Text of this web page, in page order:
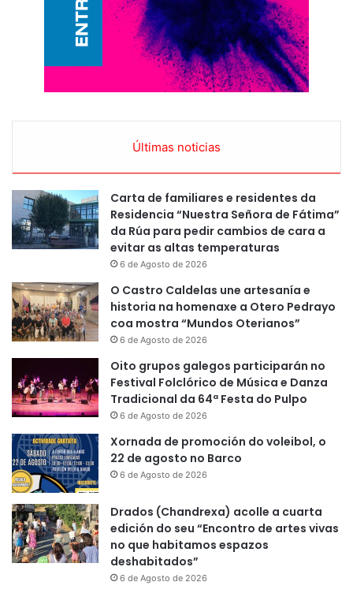
Últimas noticias
Carta de familiares e residentes da
Residencia “Nuestra Señora de Fátima”
da Rúa para pedir cambios de cara a
evitar as altas temperaturas
6 de Agosto de 2026
O Castro Caldelas une artesanía e
historia na homenaxe a Otero Pedrayo
coa mostra “Mundos Oterianos”
6 de Agosto de 2026
Oito grupos galegos participarán no
Festival Folclórico de Música e Danza
Tradicional da 64ª Festa do Pulpo
6 de Agosto de 2026
Xornada de promoción do voleibol, o
22 de agosto no Barco
6 de Agosto de 2026
Drados (Chandrexa) acolle a cuarta
edición do seu “Encontro de artes vivas
no que habitamos espazos
deshabitados”
6 de Agosto de 2026